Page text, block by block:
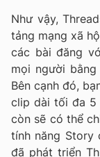
Như vậy,
tảng mạng xã
các bài đăng
mọi người bằng
Bên cạnh đó,
clip dài tối đa 5
còn sẽ có thể
tính năng Story
đã phát triển